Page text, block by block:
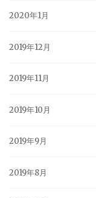
2020年1月
2019年12月
2019年11月
2019年10月
2019年9月
2019年8月